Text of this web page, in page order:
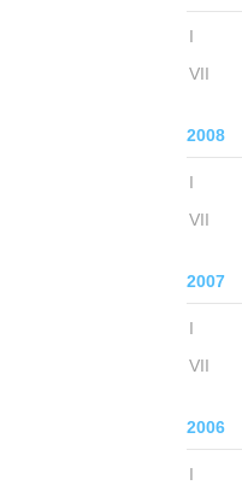
I
VII
2008
I
VII
2007
I
VII
2006
I